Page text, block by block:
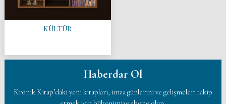
KÜLTÜR
Haberdar Ol
Kronik Kitap’daki yeni kitapları, imza günlerini ve gelişmeleri takip